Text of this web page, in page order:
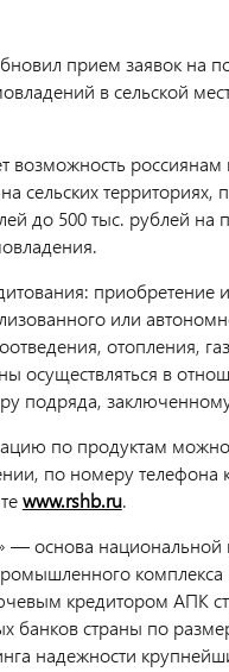
прием заявок на
в сельской
возможность россиянам
сельских территориях,
до 500 тыс. рублей
приобретение
или
отопления,
осуществляться в
подряда,
по продуктам можно
по номеру телефона
www.rshb.ru.
— основа
комплекса
кредитором АПК
банков страны по
надежности